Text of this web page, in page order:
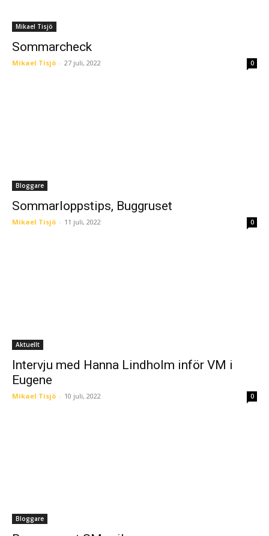
Mikael Tisjö
Sommarcheck
Mikael Tisjö - 27 juli, 2022 0
Bloggare
Sommarloppstips, Buggruset
Mikael Tisjö - 11 juli, 2022 0
Aktuellt
Intervju med Hanna Lindholm inför VM i
Eugene
Mikael Tisjö - 10 juli, 2022 0
Bloggare